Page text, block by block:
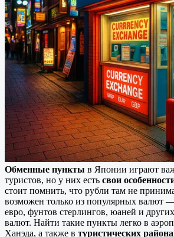
Обменные пункты в Японии играют
туристов, но у них есть свои
стоит помнить, что рубли там не
возможен только из популярных
евро, фунтов стерлингов, юаней и
валют. Найти такие пункты легко в
Ханэда, а также в туристических